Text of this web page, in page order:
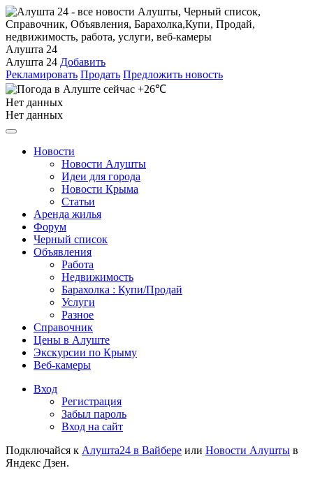
Алушта 24
Алушта 24 Добавить
Рекламировать Продать Предложить новость
+26℃
Нет данных
Нет данных
Новости
Новости Алушты
Идеи для города
Новости Крыма
Статьи
Аренда жилья
Форум
Черный список
Объявления
Работа
Недвижимость
Барахолка : Купи/Продай
Услуги
Разное
Справочник
Цены в Алуште
Экскурсии по Крыму
Веб-камеры
Вход
Регистрация
Забыл пароль
Вход на сайт
Подключайся к Алушта24 в Вайбере или Новости Алушты в
Яндекс Дзен.